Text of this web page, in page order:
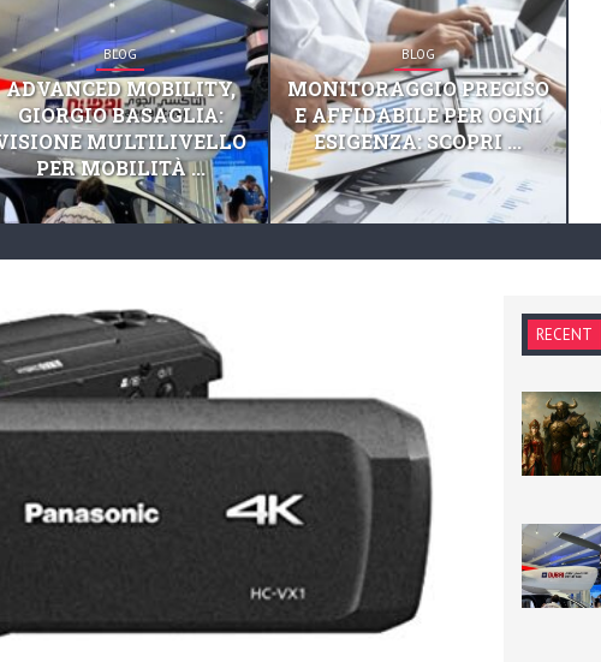
BLOG
ADVANCED MOBILITY,
GIORGIO BASAGLIA:
MULTILIVELLO
PER MOBILITÀ ...
BLOG
MONITORAGGIO PRECISO
E AFFIDABILE PER OGNI
ESIGENZA: SCOPRI ...
RECENT